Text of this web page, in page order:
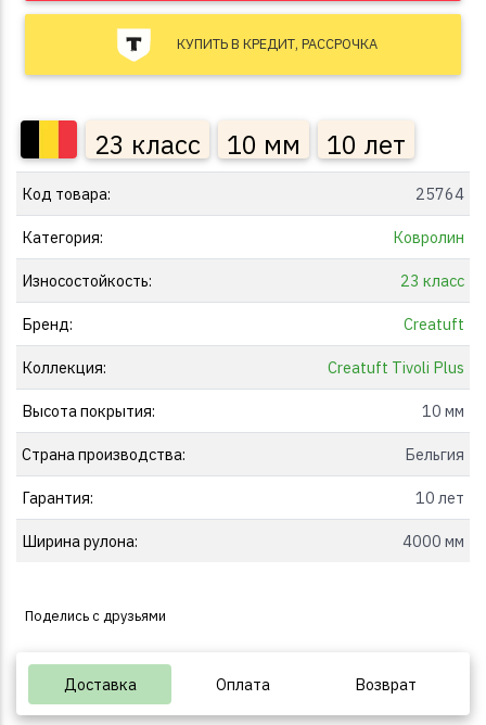
КУПИТЬ В КРЕДИТ, РАССРОЧКА
23 класс 10 мм 10 лет
Код товара: 25764
Категория: Ковролин
Износостойкость: 23 класс
Бренд: Creatuft
Коллекция: Creatuft Tivoli Plus
Высота покрытия: 10 мм
Страна производства: Бельгия
Гарантия: 10 лет
Ширина рулона: 4000 мм
Поделись с друзьями
Доставка Оплата Возврат